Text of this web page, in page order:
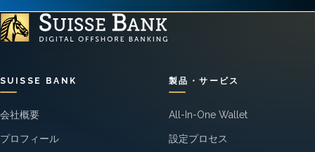
SUISSE BANK
会社概要
プロフィール
製品・サービス
All-In-One Wallet
設定プロセス